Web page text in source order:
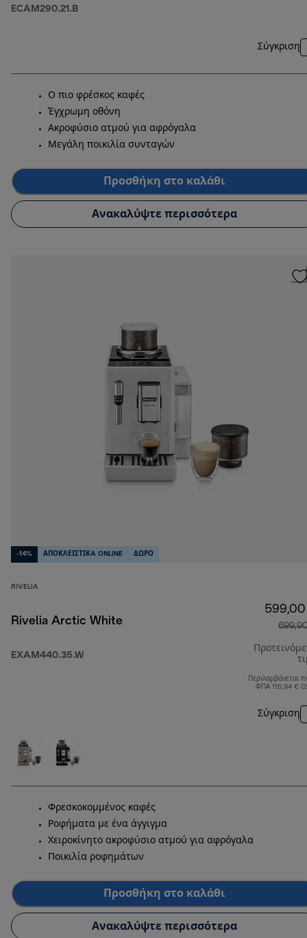
ECAM290.21.B
Σύγκριση
Ο πιο φρέσκος καφές
Έγχρωμη οθόνη
Ακροφύσιο ατμού για αφρόγαλα
Μεγάλη ποικιλία συνταγών
Προσθήκη στο καλάθι
Ανακαλύψτε περισσότερα
-14% ΑΠΟΚΛΕΙΣΤΙΚA ONLINE ΔΩΡΟ
RIVELIA
Rivelia Arctic White
EXAM440.35.W
Περιλαμβάνεται
ΦΠΑ 115,94 €
Σύγκριση
Φρεσκοκομμένος καφές
Ροφήματα με ένα άγγιγμα
Χειροκίνητο ακροφύσιο ατμού για αφρόγαλα
Ποικιλία ροφημάτων
Προσθήκη στο καλάθι
Ανακαλύψτε περισσότερα